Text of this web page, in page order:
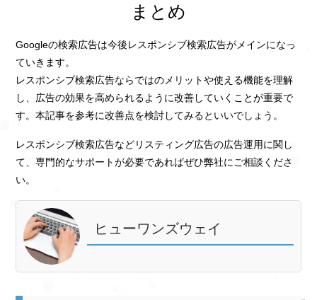
まとめ
Googleの検索広告は今後レスポンシブ検索広告がメインになっ
ていきます。
レスポンシブ検索広告ならではのメリットや使える機能を理解
し、広告の効果を高められるように改善していくことが重要で
す。本記事を参考に改善点を検討してみるといいでしょう。
レスポンシブ検索広告などリスティング広告の広告運用に関し
て、専門的なサポートが必要であればぜひ弊社にご相談くださ
い。
ヒューワンズウェイ